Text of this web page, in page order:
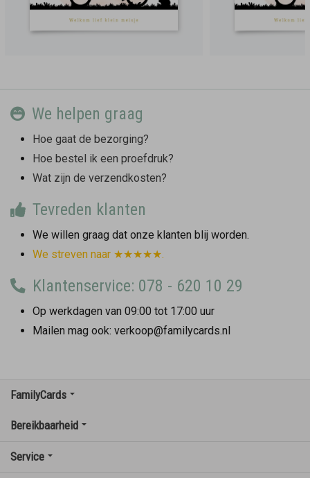
We helpen graag
Hoe gaat de bezorging?
Hoe bestel ik een proefdruk?
Wat zijn de verzendkosten?
Tevreden klanten
We willen graag dat onze klanten blij worden.
We streven naar ★★★★★.
Klantenservice: 078 - 620 10 29
Op werkdagen van 09:00 tot 17:00 uur
Mailen mag ook: verkoop@familycards.nl
FamilyCards
Bereikbaarheid
Service